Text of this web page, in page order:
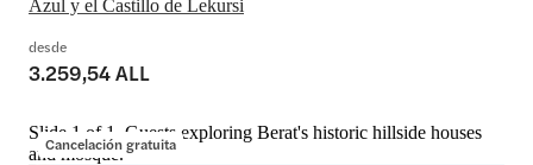
desde
3.259,54 ALL
Cancelación gratuita
Slide 1 of 1, Guests exploring Berat's historic hillside houses
and mosque.